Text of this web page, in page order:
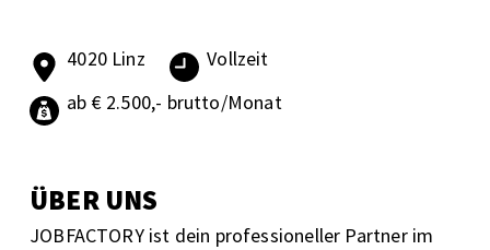
4020 Linz
Vollzeit
ab € 2.500,- brutto/Monat
ÜBER UNS
JOBFACTORY ist dein professioneller Partner im